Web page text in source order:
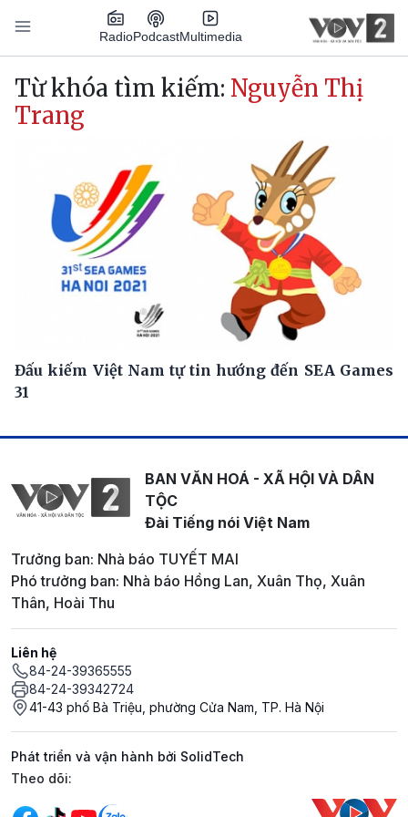
Nhảy đến nội dung
RadioPodcastMultimedia
Main navigation
Từ khóa tìm kiếm: Nguyễn Thị
Trang
Đấu kiếm Việt Nam tự tin hướng đến SEA Games
31
BAN VĂN HOÁ - XÃ HỘI VÀ DÂN
TỘC
Đài Tiếng nói Việt Nam
Trưởng ban: Nhà báo TUYẾT MAI
Phó trưởng ban: Nhà báo Hồng Lan, Xuân Thọ, Xuân
Thân, Hoài Thu
Liên hệ
84-24-39365555
84-24-39342724
41-43 phố Bà Triệu, phường Cửa Nam, TP. Hà Nội
Phát triển và vận hành bởi SolidTech
Mạng xã hội
Theo dõi: